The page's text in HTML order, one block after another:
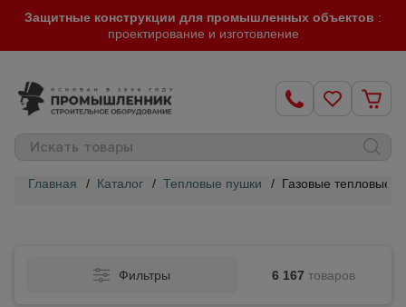
Защитные конструкции для промышленных объектов :
проектирование и изготовление
Главная / Каталог / Тепловые пушки / Газовые тепловые
Фильтры 6 167 товаров